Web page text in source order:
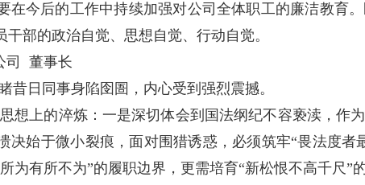
在今后的工作中持续加强对公司全体职工的廉洁教育
部的政治自觉、思想自觉、行动自觉。
司 董事长
昔日同事身陷囹圄，内心受到强烈震撼。
想上的淬炼：一是深切体会到国法纲纪不容亵渎，作
决始于微小裂痕，面对围猎诱惑，必须筑牢“畏法度
为有所不为”的履职边界，更需培育“新松恨不高千尺”